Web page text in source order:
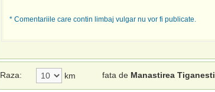
* Comentariile care contin limbaj vulgar nu vor fi publicate.
Raza: km fata de Manastirea Tiganesti